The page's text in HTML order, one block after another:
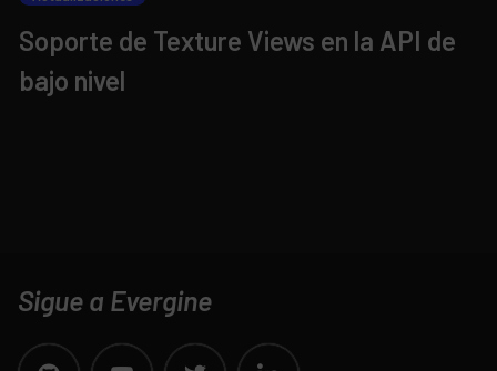
Soporte de Texture Views en la API de
bajo nivel
Sigue a Evergine